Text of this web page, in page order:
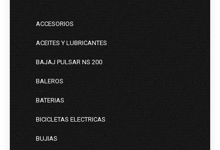
ACCESORIOS
ACEITES Y LUBRICANTES
BAJAJ PULSAR NS 200
BALEROS
BATERIAS
BICICLETAS ELECTRICAS
BUJIAS